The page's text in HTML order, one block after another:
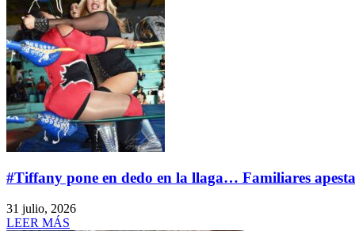
#Tiffany pone en dedo en la llaga… Familiares
31 julio, 2026
LEER MÁS